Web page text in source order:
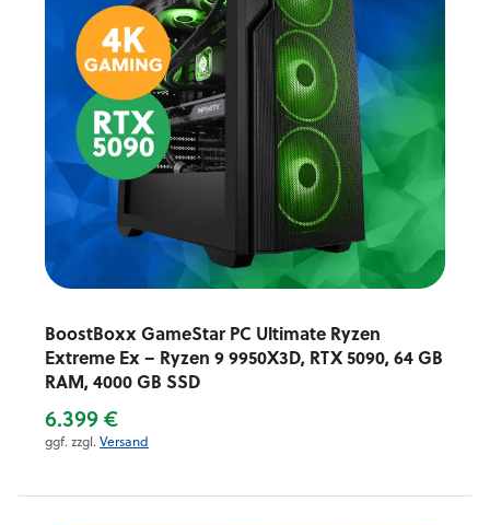
BoostBoxx GameStar PC Ultimate Ryzen
Extreme Ex – Ryzen 9 9950X3D, RTX 5090, 64 GB
RAM, 4000 GB SSD
6.399 €
ggf. zzgl. Versand